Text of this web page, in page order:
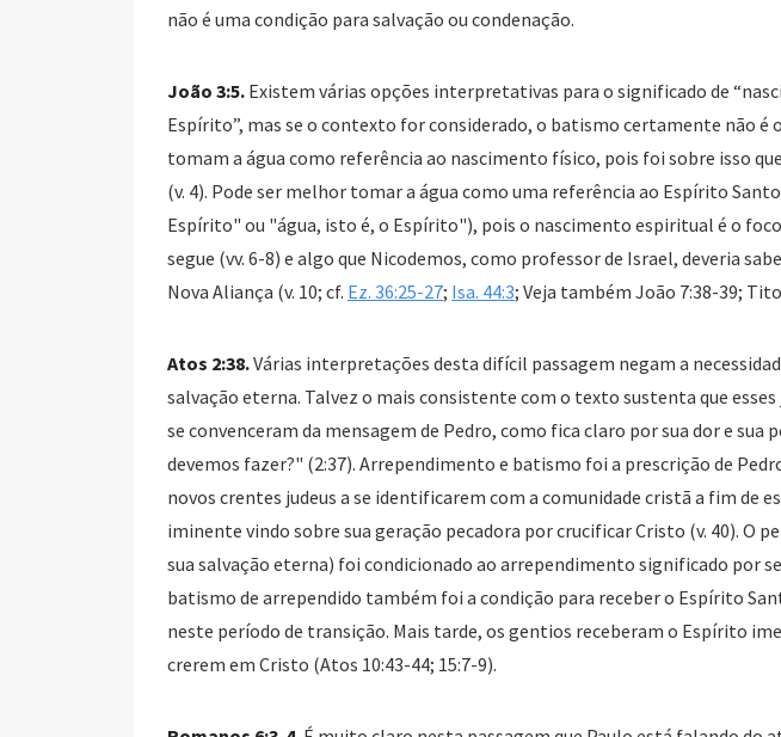
não é uma condição para salvação ou condenação.
João 3:5. Existem várias opções interpretativas para o significado de
Espírito”, mas se o contexto for considerado, o batismo certamente não é
tomam a água como referência ao nascimento físico, pois foi sobre isso
(v. 4). Pode ser melhor tomar a água como uma referência ao Espírito
Espírito" ou "água, isto é, o Espírito"), pois o nascimento espiritual é o foco
segue (vv. 6-8) e algo que Nicodemos, como professor de Israel, deveria
Nova Aliança (v. 10; cf. Ez. 36:25-27; Isa. 44:3; Veja também João 7:38-39; Tito
Atos 2:38.Várias interpretações desta difícil passagem negam a
salvação eterna. Talvez o mais consistente com o texto sustenta que esses
se convenceram da mensagem de Pedro, como fica claro por sua dor e sua
devemos fazer?" (2:37). Arrependimento e batismo foi a prescrição de
novos crentes judeus a se identificarem com a comunidade cristã a fim de
iminente vindo sobre sua geração pecadora por crucificar Cristo (v. 40). O
sua salvação eterna) foi condicionado ao arrependimento significado por
batismo de arrependido também foi a condição para receber o Espírito
neste período de transição. Mais tarde, os gentios receberam o Espírito
crerem em Cristo (Atos 10:43-44; 15:7-9).